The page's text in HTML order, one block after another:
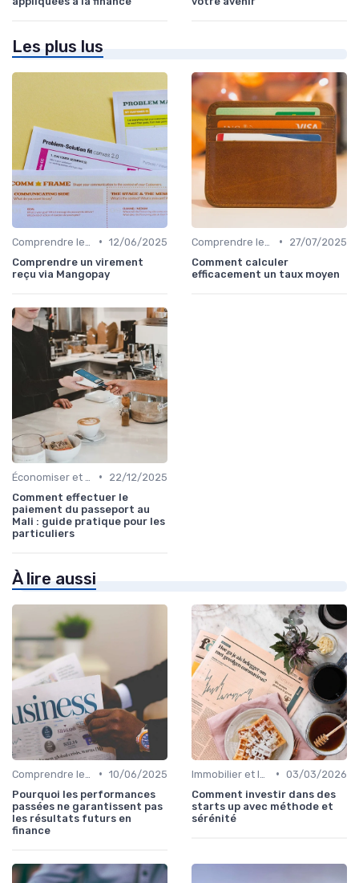
Les plus lus
• 12/06/2025
Comprendre un virement
reçu via Mangopay
•
27/07/2025
Comment calculer
efficacement un taux moyen
•
22/12/2025
Comment effectuer le
paiement du passeport au
Mali : guide pratique pour les
particuliers
À lire aussi
• 10/06/2025
Pourquoi les performances
passées ne garantissent pas
les résultats futurs en
finance
• 03/03/2026
Comment investir dans des
starts up avec méthode et
sérénité